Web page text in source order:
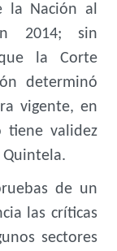
la Nación al
2014; sin
la Corte
determinó
vigente, en
tiene validez
de un
las críticas
sectores